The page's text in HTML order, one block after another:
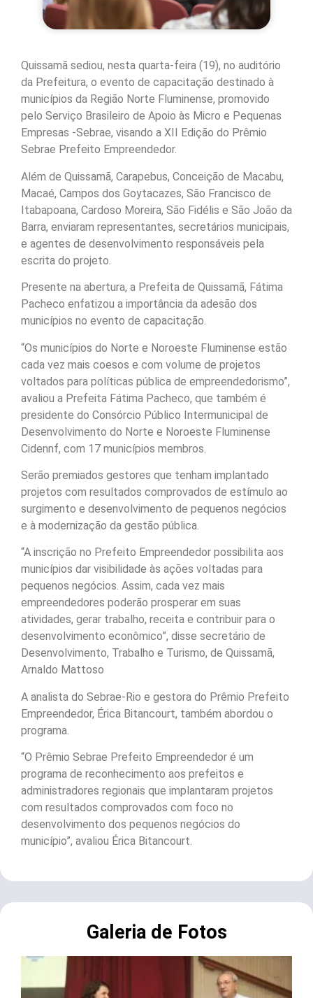
Quissamã sediou, nesta quarta-feira (19), no auditório
da Prefeitura, o evento de capacitação destinado à
municípios da Região Norte Fluminense, promovido
pelo Serviço Brasileiro de Apoio às Micro e Pequenas
Empresas -Sebrae, visando a XII Edição do Prêmio
Sebrae Prefeito Empreendedor.
Além de Quissamã, Carapebus, Conceição de Macabu,
Macaé, Campos dos Goytacazes, São Francisco de
Itabapoana, Cardoso Moreira, São Fidélis e São João da
Barra, enviaram representantes, secretários municipais,
e agentes de desenvolvimento responsáveis pela
escrita do projeto.
Presente na abertura, a Prefeita de Quissamã, Fátima
Pacheco enfatizou a importância da adesão dos
municípios no evento de capacitação.
“Os municípios do Norte e Noroeste Fluminense estão
cada vez mais coesos e com volume de projetos
voltados para políticas pública de empreendedorismo”,
avaliou a Prefeita Fátima Pacheco, que também é
presidente do Consórcio Público Intermunicipal de
Desenvolvimento do Norte e Noroeste Fluminense
Cidennf, com 17 municípios membros.
Serão premiados gestores que tenham implantado
projetos com resultados comprovados de estímulo ao
surgimento e desenvolvimento de pequenos negócios
e à modernização da gestão pública.
“A inscrição no Prefeito Empreendedor possibilita aos
municípios dar visibilidade às ações voltadas para
pequenos negócios. Assim, cada vez mais
empreendedores poderão prosperar em suas
atividades, gerar trabalho, receita e contribuir para o
desenvolvimento econômico”, disse secretário de
Desenvolvimento, Trabalho e Turismo, de Quissamã,
Arnaldo Mattoso
A analista do Sebrae-Rio e gestora do Prêmio Prefeito
Empreendedor, Érica Bitancourt, também abordou o
programa.
“O Prêmio Sebrae Prefeito Empreendedor é um
programa de reconhecimento aos prefeitos e
administradores regionais que implantaram projetos
com resultados comprovados com foco no
desenvolvimento dos pequenos negócios do
município”, avaliou Érica Bitancourt.
Galeria de Fotos